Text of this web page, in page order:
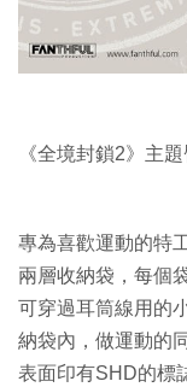
《全境封鎖2》主
專為喜歡運動的特
兩層收納袋，每個
可穿過耳筒線用的
納袋內，做運動的
表面印有SHD的標